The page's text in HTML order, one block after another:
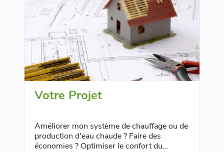
Votre Projet
Améliorer mon système de chauffage ou de
production d'eau chaude ? Faire des
économies ? Optimiser le confort du